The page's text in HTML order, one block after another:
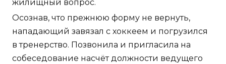
жилищный вопрос.
Осознав, что прежнюю форму не вернуть,
нападающий завязал с хоккеем и погрузился
в тренерство. Позвонила и пригласила на
собеседование насчёт должности ведущего